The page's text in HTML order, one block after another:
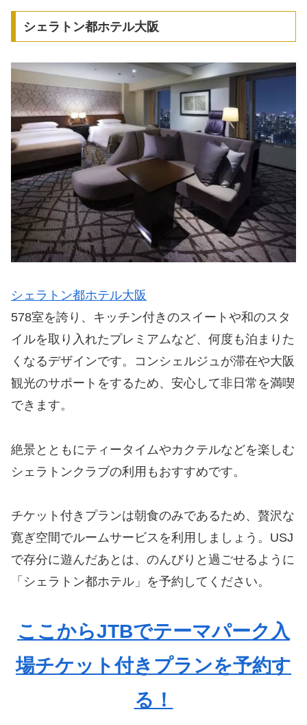
シェラトン都ホテル大阪
シェラトン都ホテル大阪
578室を誇り、キッチン付きのスイートや和のスタ
イルを取り入れたプレミアムなど、何度も泊まりた
くなるデザインです。コンシェルジュが滞在や大阪
観光のサポートをするため、安心して非日常を満喫
できます。
絶景とともにティータイムやカクテルなどを楽しむ
シェラトンクラブの利用もおすすめです。
チケット付きプランは朝食のみであるため、贅沢な
寛ぎ空間でルームサービスを利用しましょう。USJ
で存分に遊んだあとは、のんびりと過ごせるように
「シェラトン都ホテル」を予約してください。
ここからJTBでテーマパーク入
場チケット付きプランを予約す
る！